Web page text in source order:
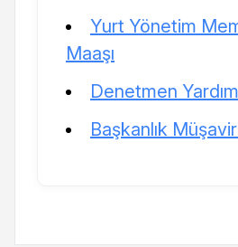
Yurt Yönetim
Maaşı
Denetmen
Başkanlık